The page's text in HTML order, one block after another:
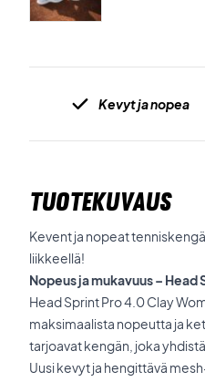
Kevyt ja nopea
TUOTEKUVAUS
Kevent ja nopeat
liikkeellä!
Nopeus ja mukavuus –
Head Sprint Pro 4.0 Clay
maksimaalista nopeutta ja
tarjoavat kengän, joka
Uusi kevyt ja hengittävä